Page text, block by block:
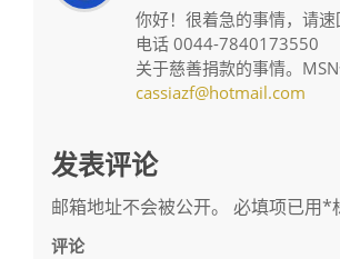
你好！很着急的事情，请
电话 0044-7840173550
关于慈善捐款的事情。
cassiazf@hotmail.com
发表评论
邮箱地址不会被公开。 必填项已用*
评论